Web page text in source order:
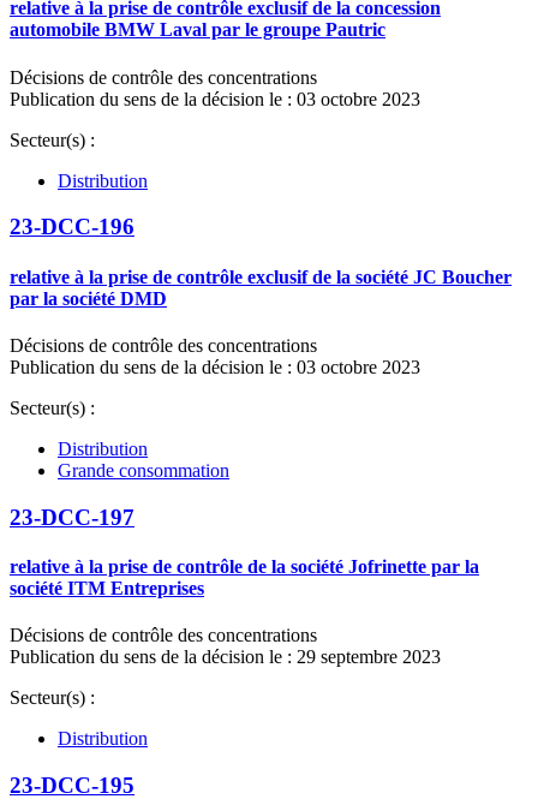
relative à la prise de contrôle exclusif de la concession
automobile BMW Laval par le groupe Pautric
Décisions de contrôle des concentrations
Publication du sens de la décision le : 03 octobre 2023
Secteur(s) :
Distribution
23-DCC-196
relative à la prise de contrôle exclusif de la société JC Boucher
par la société DMD
Décisions de contrôle des concentrations
Publication du sens de la décision le : 03 octobre 2023
Secteur(s) :
Distribution
Grande consommation
23-DCC-197
relative à la prise de contrôle de la société Jofrinette par la
société ITM Entreprises
Décisions de contrôle des concentrations
Publication du sens de la décision le : 29 septembre 2023
Secteur(s) :
Distribution
23-DCC-195